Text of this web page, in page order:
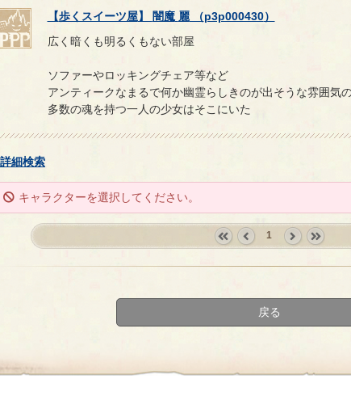
【歩くスイーツ屋】 闇魔 麗（p3p000430）
広く暗くも明るくもない部屋
ソファーやロッキングチェア等など
アンティークなまるで何か幽霊らしきのが出そうな雰囲気
多数の魂を持つ一人の少女はそこにいた
細検索
キャラクターを選択してください。
1
戻る